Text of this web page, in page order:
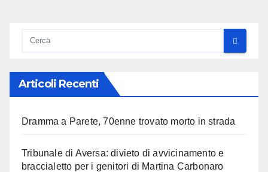
Articoli Recenti
Dramma a Parete, 70enne trovato morto in strada
Tribunale di Aversa: divieto di avvicinamento e
braccialetto per i genitori di Martina Carbonaro